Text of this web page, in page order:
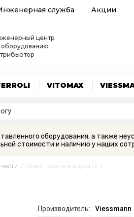
служба Акции
центр
оборудованию
VITOMAX
оборудования, а также
стоимости и наличию у наших
Линия подачи воздуха Gr.1
Производитель:
Viessmann